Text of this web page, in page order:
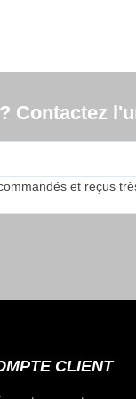
Contactez
et reçus
CLIENT